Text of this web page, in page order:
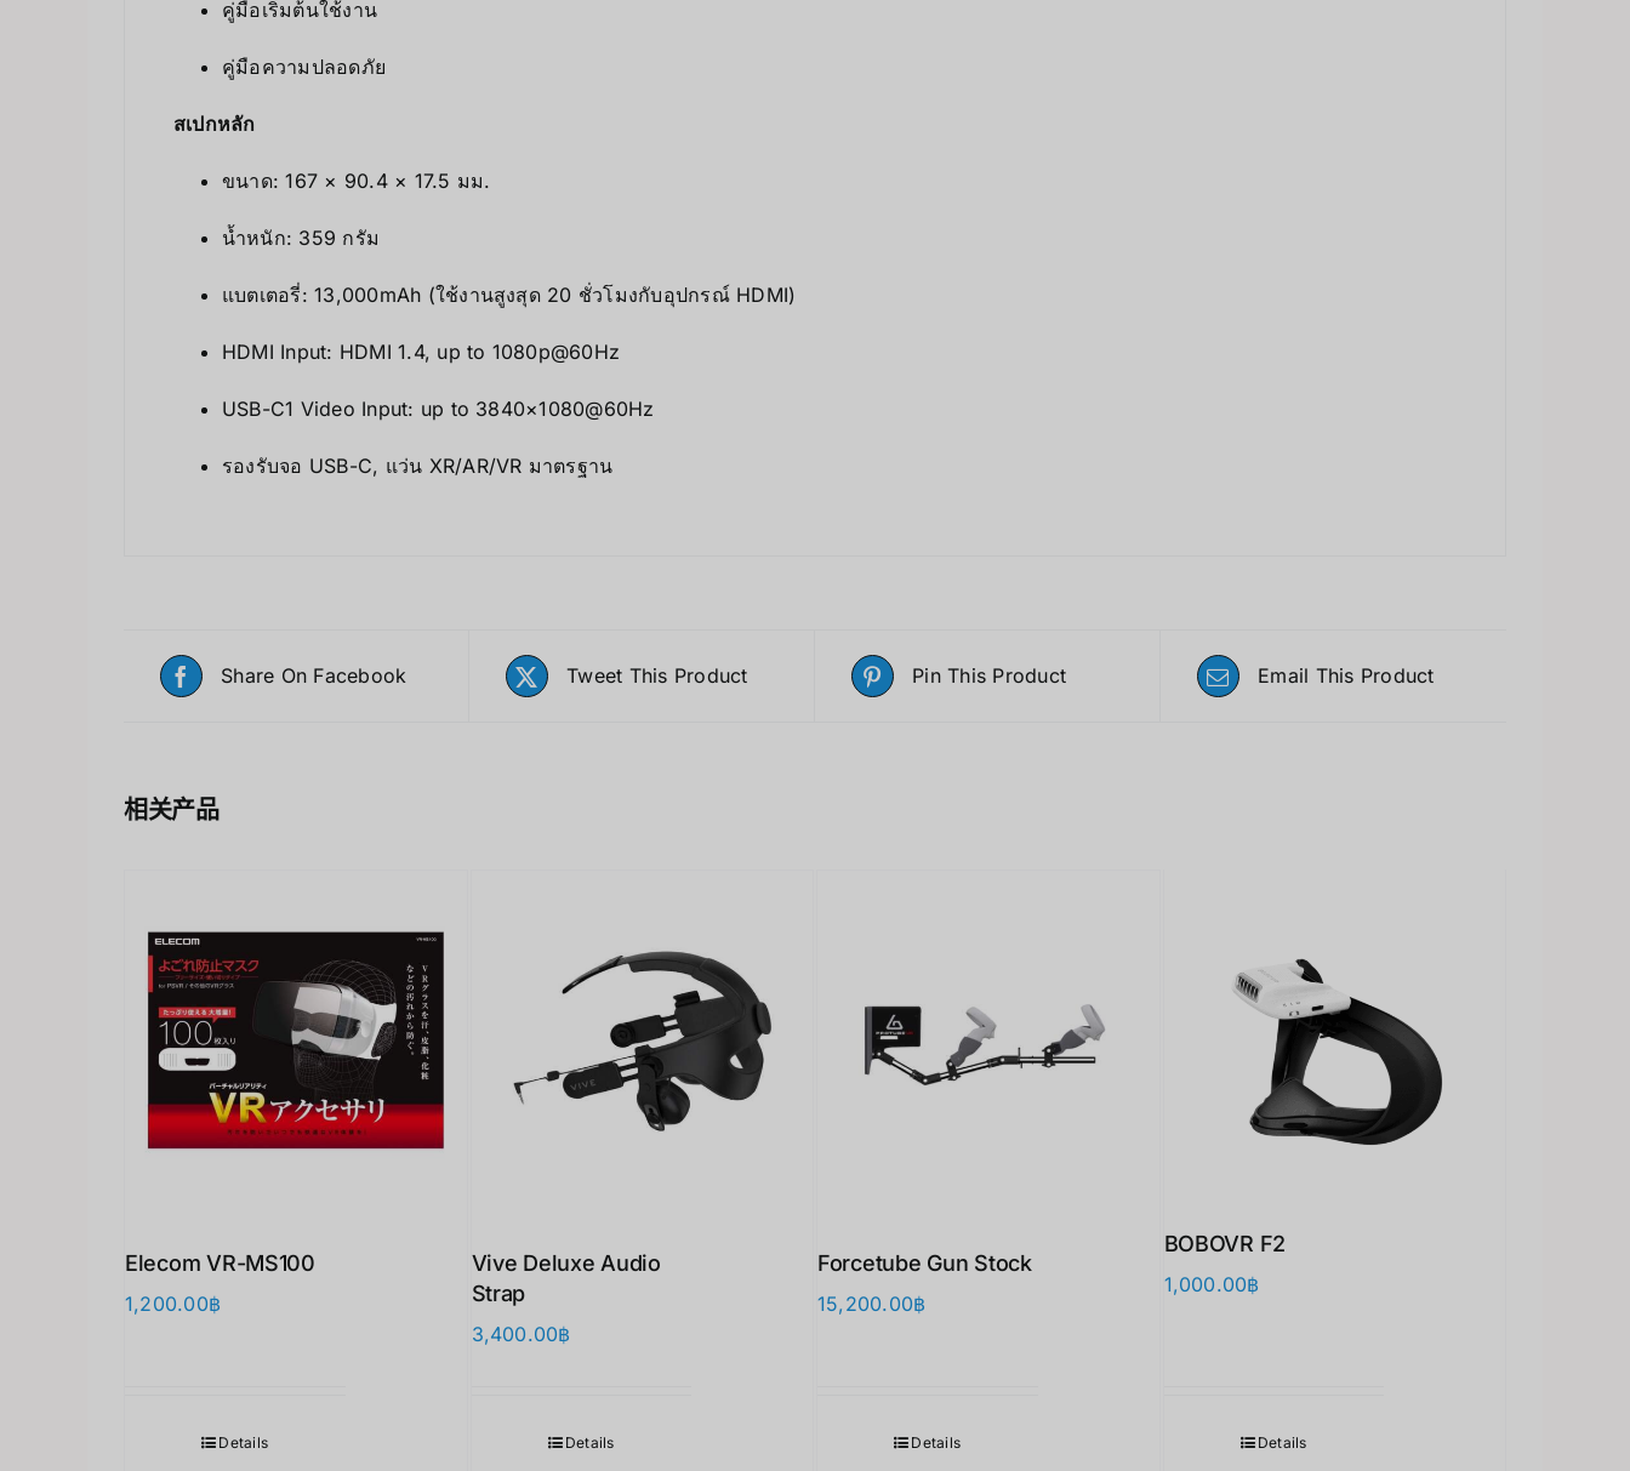
คู่มือเริ่มต้นใช้งาน
คู่มือความปลอดภัย
สเปกหลัก
ขนาด: 167 × 90.4 × 17.5 มม.
น้ำหนัก: 359 กรัม
แบตเตอรี่: 13,000mAh (ใช้งานสูงสุด 20 ชั่วโมงกับอุปกรณ์ HDMI)
HDMI Input: HDMI 1.4, up to 1080p@60Hz
USB-C1 Video Input: up to 3840×1080@60Hz
รองรับจอ USB-C, แว่น XR/AR/VR มาตรฐาน
Share On Facebook Tweet This Product Pin This Product Email This Product
相关产品
Elecom VR-MS100
1,200.00฿
Details
Vive Deluxe Audio
Strap
3,400.00฿
Details
Forcetube Gun Stock
15,200.00฿
Details
BOBOVR F2
1,000.00฿
Details